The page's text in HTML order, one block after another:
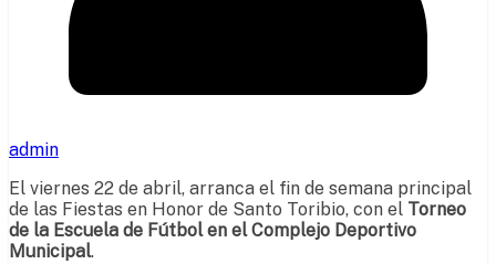
admin
El viernes 22 de abril, arranca el fin de semana principal
de las Fiestas en Honor de Santo Toribio, con el Torneo
de la Escuela de Fútbol en el Complejo Deportivo
Municipal.